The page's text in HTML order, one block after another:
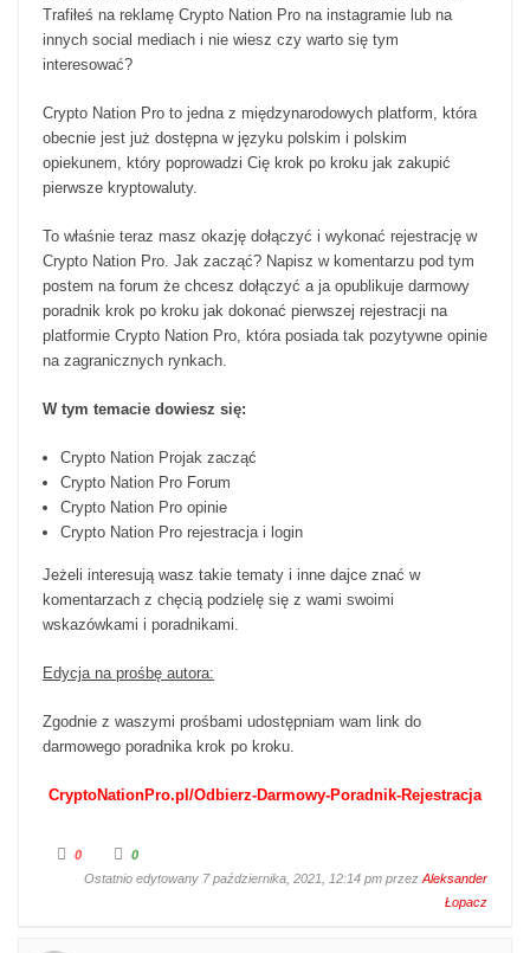
Trafiłeś na reklamę Crypto Nation Pro na instagramie lub na
innych social mediach i nie wiesz czy warto się tym
interesować?
Crypto Nation Pro to jedna z międzynarodowych platform, która
obecnie jest już dostępna w języku polskim i polskim
opiekunem, który poprowadzi Cię krok po kroku jak zakupić
pierwsze kryptowaluty.
To właśnie teraz masz okazję dołączyć i wykonać rejestrację w
Crypto Nation Pro. Jak zacząć? Napisz w komentarzu pod tym
postem na forum że chcesz dołączyć a ja opublikuje darmowy
poradnik krok po kroku jak dokonać pierwszej rejestracji na
platformie Crypto Nation Pro, która posiada tak pozytywne opinie
na zagranicznych rynkach.
W tym temacie dowiesz się:
Crypto Nation Projak zacząć
Crypto Nation Pro Forum
Crypto Nation Pro opinie
Crypto Nation Pro rejestracja i login
Jeżeli interesują wasz takie tematy i inne dajce znać w
komentarzach z chęcią podzielę się z wami swoimi
wskazówkami i poradnikami.
Edycja na prośbę autora:
Zgodnie z waszymi prośbami udostępniam wam link do
darmowego poradnika krok po kroku.
CryptoNationPro.pl/Odbierz-Darmowy-Poradnik-Rejestracja
Kliknij dla kciuka w dół.
0 Kliknij dla kciuka w górę.
0
Ostatnio edytowany 7 października, 2021, 12:14 pm przez Aleksander
Łopacz